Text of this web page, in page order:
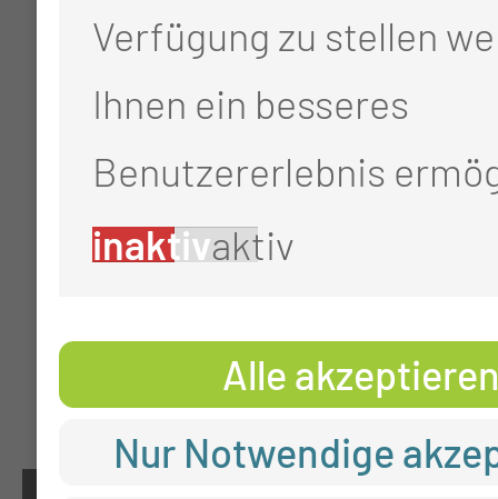
Verfügung zu stellen
Ihnen ein besseres
Benutzererlebnis
inaktivaktiv
Alle
Nur Notwendige